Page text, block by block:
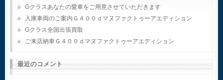
Gクラスあなたの愛車をご用意させていただきます
入庫車両のご案内Ｇ４００ｄマヌファクトゥーアエディション
Gクラス全国出張買取
ご来店納車Ｇ４００ｄマヌファクトゥーアエディション
最近のコメント